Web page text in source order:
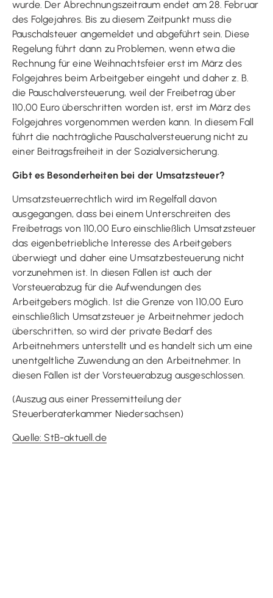
wurde. Der Abrechnungszeitraum endet am 28. Februar
des Folgejahres. Bis zu diesem Zeitpunkt muss die
Pauschalsteuer angemeldet und abgeführt sein. Diese
Regelung führt dann zu Problemen, wenn etwa die
Rechnung für eine Weihnachtsfeier erst im März des
Folgejahres beim Arbeitgeber eingeht und daher z. B.
die Pauschalversteuerung, weil der Freibetrag über
110,00 Euro überschritten worden ist, erst im März des
Folgejahres vorgenommen werden kann. In diesem Fall
führt die nachträgliche Pauschalversteuerung nicht zu
einer Beitragsfreiheit in der Sozialversicherung.
Gibt es Besonderheiten bei der Umsatzsteuer?
Umsatzsteuerrechtlich wird im Regelfall davon
ausgegangen, dass bei einem Unterschreiten des
Freibetrags von 110,00 Euro einschließlich Umsatzsteuer
das eigenbetriebliche Interesse des Arbeitgebers
überwiegt und daher eine Umsatzbesteuerung nicht
vorzunehmen ist. In diesen Fällen ist auch der
Vorsteuerabzug für die Aufwendungen des
Arbeitgebers möglich. Ist die Grenze von 110,00 Euro
einschließlich Umsatzsteuer je Arbeitnehmer jedoch
überschritten, so wird der private Bedarf des
Arbeitnehmers unterstellt und es handelt sich um eine
unentgeltliche Zuwendung an den Arbeitnehmer. In
diesen Fällen ist der Vorsteuerabzug ausgeschlossen.
(Auszug aus einer Pressemitteilung der
Steuerberaterkammer Niedersachsen)
Quelle: StB-aktuell.de